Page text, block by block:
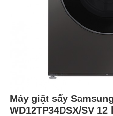
Máy giặt sấy
WD12TP34DSX/SV 12